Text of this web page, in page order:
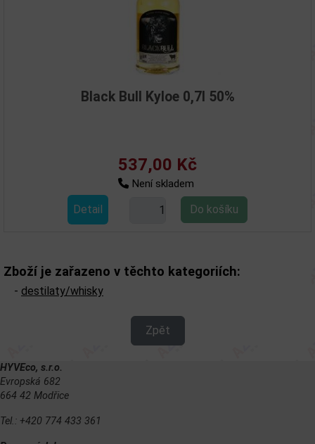
Black Bull Kyloe 0,7l 50%
537,00 Kč
Není skladem
Detail
Zboží je zařazeno v těchto kategoriích:
- destilaty/whisky
Zpět
HYVEco, s.r.o.
Evropská 682
664 42 Modřice
Tel.: +420 774 433 361